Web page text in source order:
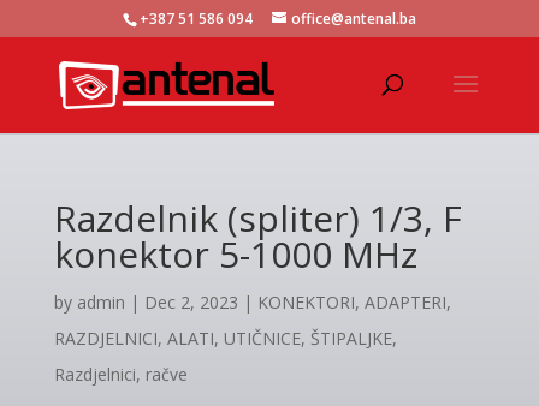
+387 51 586 094 office@antenal.ba
Razdelnik (spliter) 1/3, F
konektor 5-1000 MHz
by admin | Dec 2, 2023 | KONEKTORI, ADAPTERI,
RAZDJELNICI, ALATI, UTIČNICE, ŠTIPALJKE,
Razdjelnici, račve